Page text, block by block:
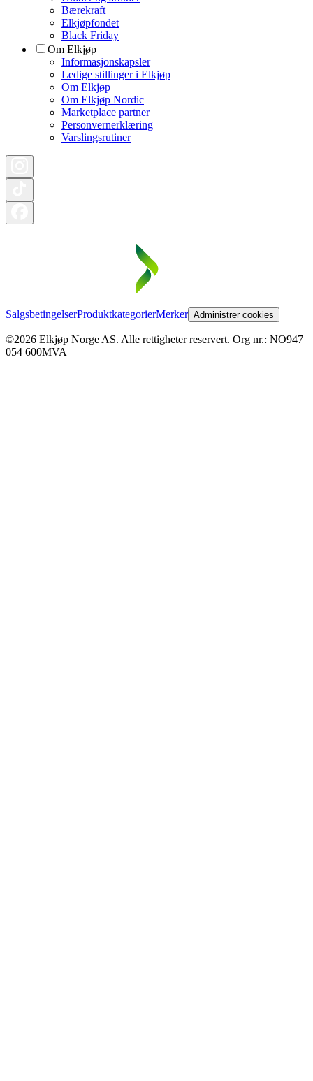
Bærekraft
Elkjøpfondet
Black Friday
Om Elkjøp
Informasjonskapsler
Ledige stillinger i Elkjøp
Om Elkjøp
Om Elkjøp Nordic
Marketplace partner
Personvernerklæring
Varslingsrutiner
SalgsbetingelserProduktkategorierMerker Administrer cookies
©2026 Elkjøp Norge AS. Alle rettigheter reservert. Org nr.: NO947
054 600MVA